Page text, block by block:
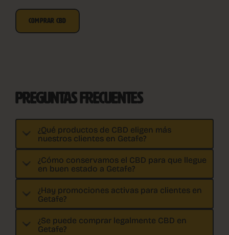
COMPRAR CBD
PREGUNTAS FRECUENTES
¿Qué productos de CBD eligen más
nuestros clientes en Getafe?
¿Cómo conservamos el CBD para que llegue
en buen estado a Getafe?
¿Hay promociones activas para clientes en
Getafe?
¿Se puede comprar legalmente CBD en
Getafe?